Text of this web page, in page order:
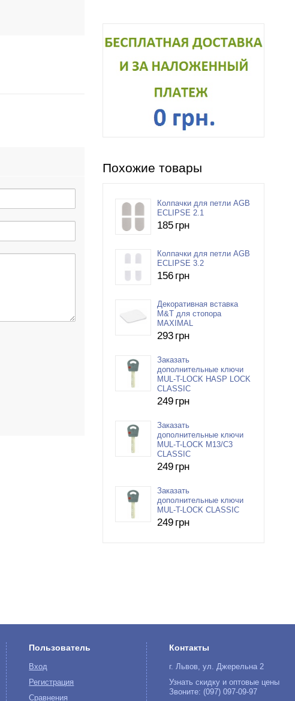
Похожие товары
Колпачки для петли AGB
ECLIPSE 2.1
185 грн
Колпачки для петли AGB
ECLIPSE 3.2
156 грн
Декоративная вставка
M&T для стопора
MAXIMAL
293 грн
Заказать
дополнительные ключи
MUL-T-LOCK HASP LOCK
CLASSIC
249 грн
Заказать
дополнительные ключи
MUL-T-LOCK M13/C3
CLASSIC
249 грн
Заказать
дополнительные ключи
MUL-T-LOCK CLASSIC
249 грн
Пользователь
Вход
Регистрация
Сравнения
Контакты
г. Львов, ул. Джерельна 2
Узнать скидку и оптовые цены
Звоните: (097) 097-09-97